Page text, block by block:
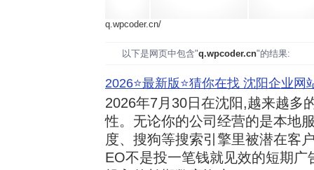
q.wpcoder.cn/
以下是网页中包含"q.wpcoder.cn"的结果:
2026⭐️最新版⭐️猜你在找 沈阳企业网
2026年7月30日在沈阳,越来越多
性。无论你的公司经营的是本地
度、搜狗等搜索引擎里被潜在客
EO不是投一笔钱就见效的短期